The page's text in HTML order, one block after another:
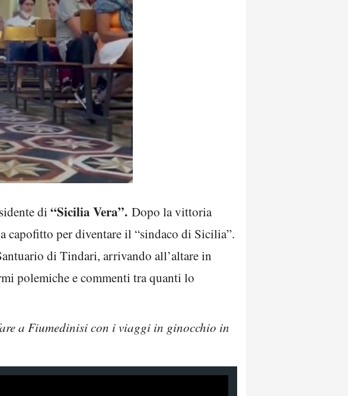
di “Sicilia Vera”. Dopo la vittoria
capofitto per diventare il “sindaco di Sicilia”.
di Tindari, arrivando all’altare in
polemiche e commenti tra quanti lo
a Fiumedinisi con i viaggi in ginocchio in